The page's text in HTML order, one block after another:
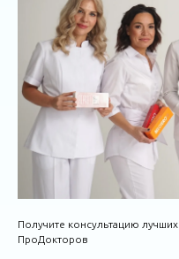
Получите консультацию
ПроДокторов